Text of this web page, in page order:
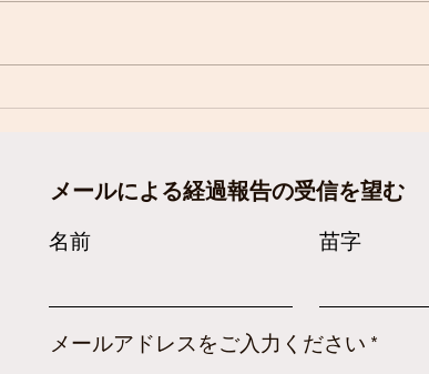
メールによる経過報告の受信を望む
名前 苗字
メールアドレスをご入力ください